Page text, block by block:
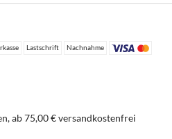
Lastschrift
Nachnahme
ab 75,00 € versandkostenfrei